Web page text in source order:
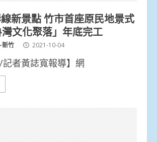
新景點 竹市首座原民地景式
文化聚落」年底完工
竹 2021-10-04
記者黃誌寬報導】網